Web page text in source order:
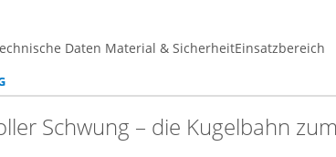
Daten Material & SicherheitEinsatzbereich
Schwung – die Kugelbahn